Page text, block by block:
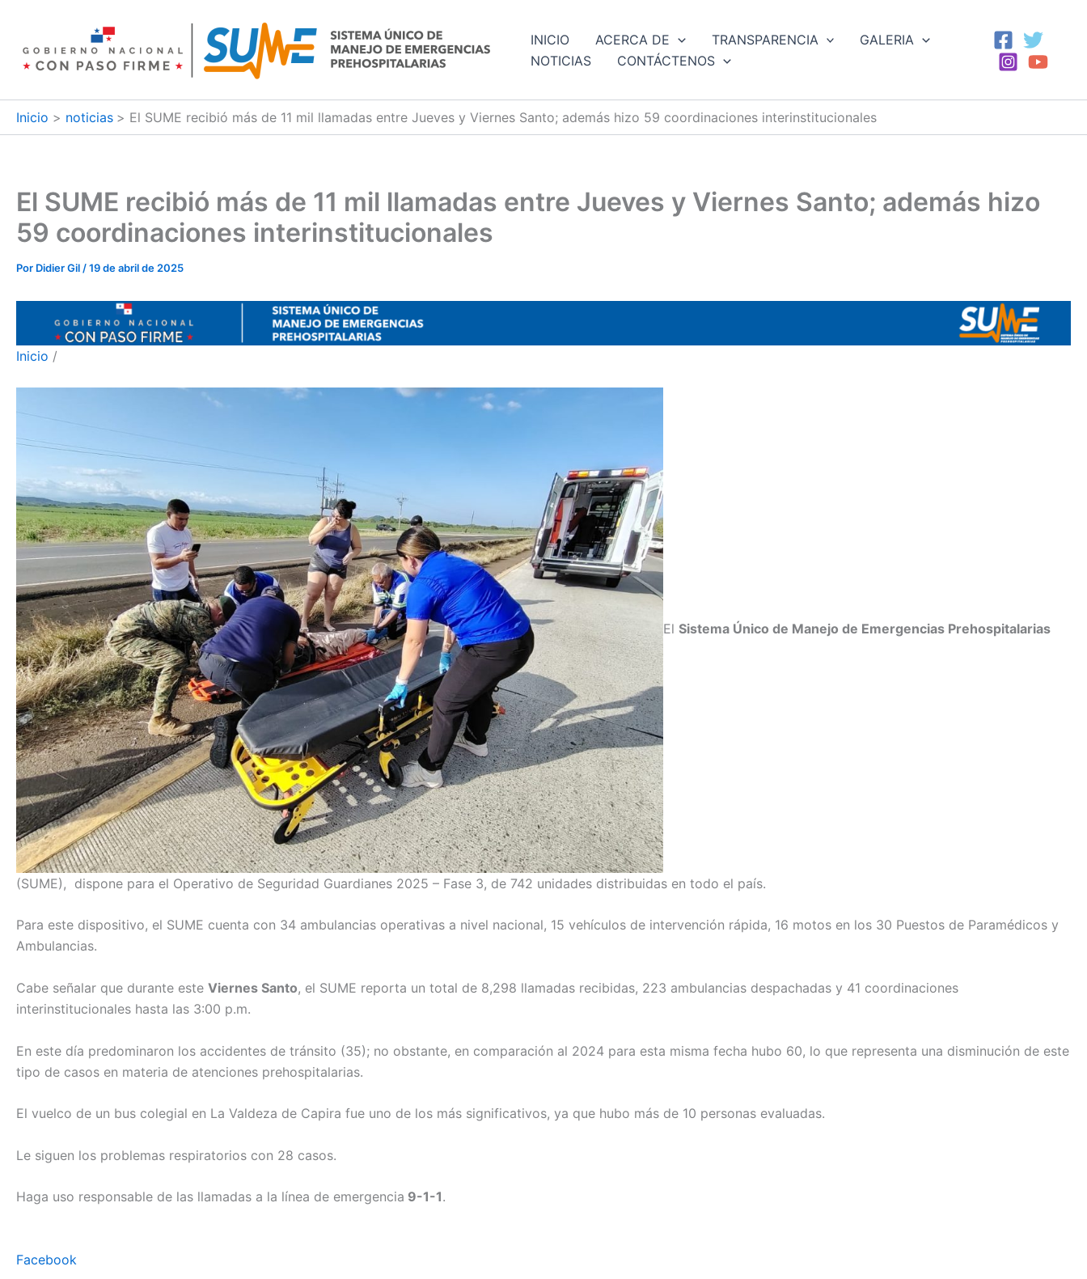
contenido
INICIO ACERCA DE TRANSPARENCIA
GALERIA
NOTICIAS
CONTÁCTENOS
Inicio noticias El SUME recibió más de 11 mil llamadas entre Jueves y Viernes Santo; además hizo 59 coordinaciones interinstitucionales
El SUME recibió más de 11 mil llamadas entre Jueves y Viernes Santo; además hizo
59 coordinaciones interinstitucionales
Por Didier Gil /19 de abril de 2025
Inicio /
El Sistema Único de Manejo de Emergencias Prehospitalarias
(SUME), dispone para el Operativo de Seguridad Guardianes 2025 – Fase 3, de 742 unidades distribuidas en todo el país.
Para este dispositivo, el SUME cuenta con 34 ambulancias operativas a nivel nacional, 15 vehículos de intervención rápida, 16 motos en los 30 Puestos de Paramédicos y
Ambulancias.
Cabe señalar que durante este Viernes Santo, el SUME reporta un total de 8,298 llamadas recibidas, 223 ambulancias despachadas y 41 coordinaciones
interinstitucionales hasta las 3:00 p.m.
En este día predominaron los accidentes de tránsito (35); no obstante, en comparación al 2024 para esta misma fecha hubo 60, lo que representa una disminución de este
tipo de casos en materia de atenciones prehospitalarias.
El vuelco de un bus colegial en La Valdeza de Capira fue uno de los más significativos, ya que hubo más de 10 personas evaluadas.
Le siguen los problemas respiratorios con 28 casos.
Haga uso responsable de las llamadas a la línea de emergencia 9-1-1.
Facebook